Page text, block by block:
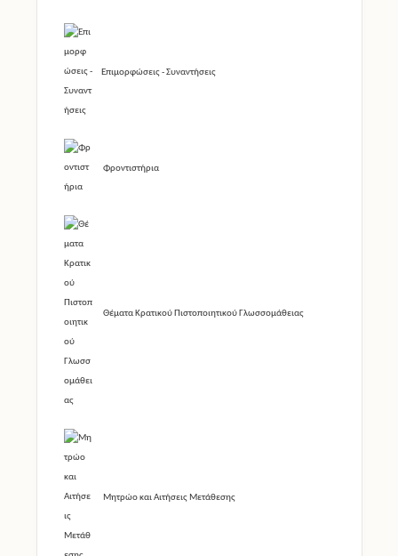
Επιμορφώσεις - Συναντήσεις
Φροντιστήρια
Θέματα Κρατικού Πιστοποιητικού Γλωσσομάθειας
Μητρώο και Αιτήσεις Μετάθεσης